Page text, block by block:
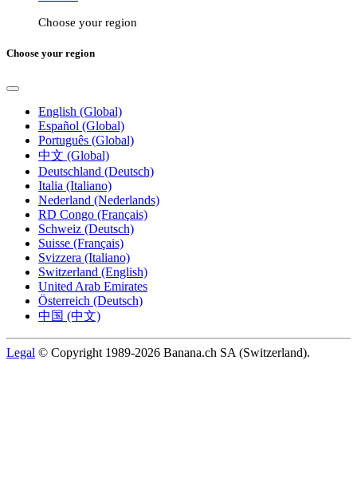
Choose your region
Choose your region
English (Global)
Español (Global)
Português (Global)
中文 (Global)
Deutschland (Deutsch)
Italia (Italiano)
Nederland (Nederlands)
RD Congo (Français)
Schweiz (Deutsch)
Suisse (Français)
Svizzera (Italiano)
Switzerland (English)
United Arab Emirates
Österreich (Deutsch)
中国 (中文)
Legal © Copyright 1989-2026 Banana.ch SA (Switzerland).